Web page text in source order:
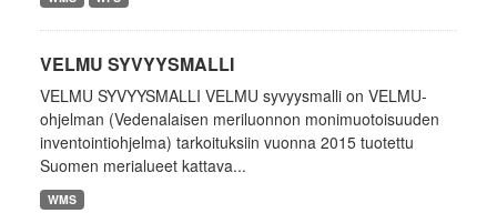
VELMU SYVYYSMALLI
VELMU SYVYYSMALLI VELMU syvyysmalli on VELMU-
ohjelman (Vedenalaisen meriluonnon monimuotoisuuden
inventointiohjelma) tarkoituksiin vuonna 2015 tuotettu
Suomen merialueet kattava...
WMS